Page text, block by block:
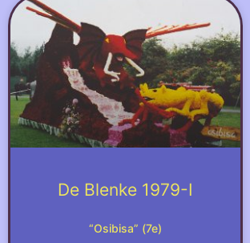
De Blenke 1979-I
“Osibisa” (7e)